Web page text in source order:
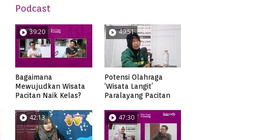
Podcast
39:20
Bagaimana
Mewujudkan Wisata
Pacitan Naik Kelas?
49:51
Potensi Olahraga
‘Wisata Langit’
Paralayang Pacitan
42:13 47:30